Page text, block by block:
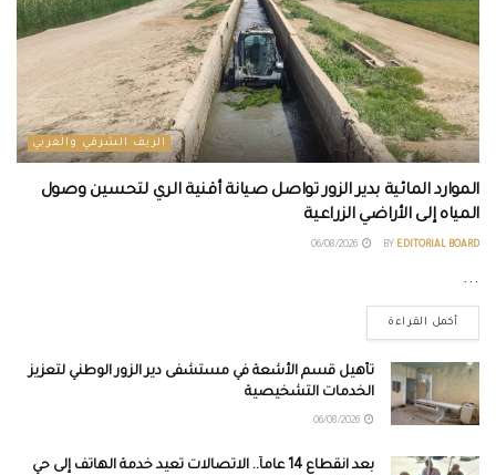
الريف الشرقي والغربي
الموارد المائية بدير الزور تواصل صيانة أقنية الري لتحسين وصول
المياه إلى الأراضي الزراعية
BY EDITORIAL BOARD
...
أكمل القراءة
تأهيل قسم الأشعة في مستشفى دير الزور الوطني لتعزيز
الخدمات التشخيصية
بعد انقطاع 14 عاماً.. الاتصالات تعيد خدمة الهاتف إلى حي